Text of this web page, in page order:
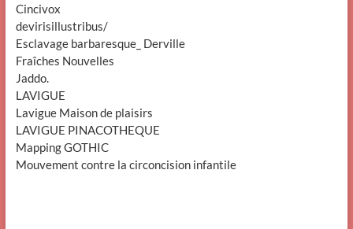
Cincivox
devirisillustribus/
Esclavage barbaresque_ Derville
Fraîches Nouvelles
Jaddo.
LAVIGUE
Lavigue Maison de plaisirs
LAVIGUE PINACOTHEQUE
Mapping GOTHIC
Mouvement contre la circoncision infantile